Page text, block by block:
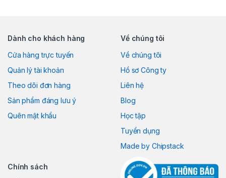
Dành cho khách hàng
Cửa hàng trực tuyến
Quản lý tài khoản
Theo dõi đơn hàng
Sản phẩm đáng lưu ý
Quên mật khẩu
Về chúng tôi
Về chúng tôi
Hồ sơ Công ty
Liên hệ
Blog
Học tập
Tuyển dụng
Made by Chipstack
Chính sách